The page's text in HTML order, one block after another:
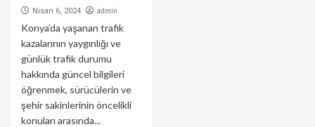
Nisan 6, 2024 admin
Konya’da yaşanan trafik
kazalarının yaygınlığı ve
günlük trafik durumu
hakkında güncel bilgileri
öğrenmek, sürücülerin ve
şehir sakinlerinin öncelikli
konuları arasında...